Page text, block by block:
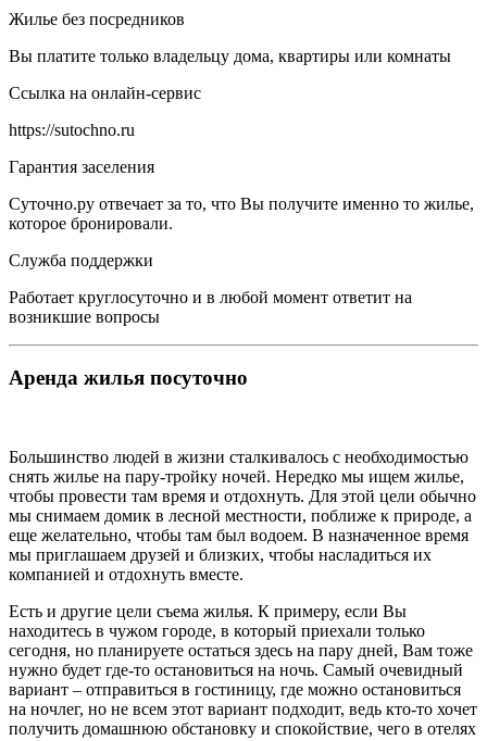
Жилье без посредников
Вы платите только владельцу дома, квартиры или комнаты
Ссылка на онлайн-сервис
https://sutochno.ru
Гарантия заселения
Суточно.ру отвечает за то, что Вы получите именно то жилье,
которое бронировали.
Служба поддержки
Работает круглосуточно и в любой момент ответит на
возникшие вопросы
Аренда жилья посуточно
Большинство людей в жизни сталкивалось с необходимостью
снять жилье на пару-тройку ночей. Нередко мы ищем жилье,
чтобы провести там время и отдохнуть. Для этой цели обычно
мы снимаем домик в лесной местности, поближе к природе, а
еще желательно, чтобы там был водоем. В назначенное время
мы приглашаем друзей и близких, чтобы насладиться их
компанией и отдохнуть вместе.
Есть и другие цели съема жилья. К примеру, если Вы
находитесь в чужом городе, в который приехали только
сегодня, но планируете остаться здесь на пару дней, Вам тоже
нужно будет где-то остановиться на ночь. Самый очевидный
вариант – отправиться в гостиницу, где можно остановиться
на ночлег, но не всем этот вариант подходит, ведь кто-то хочет
получить домашнюю обстановку и спокойствие, чего в отелях